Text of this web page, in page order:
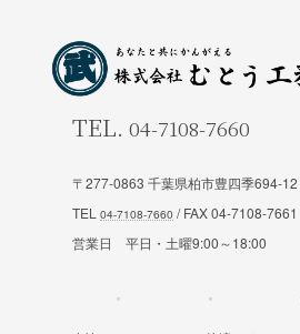
お問合せ
山市、野田市）千葉県（市川市
区他
〒277-0863 千葉県柏市豊四季694-12
TEL
/ FAX 04-7108-7661
営業日 平日・土曜9:00～18:00